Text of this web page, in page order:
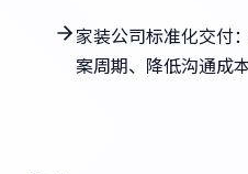
家装公司标准化交付
案周期、降低沟通成